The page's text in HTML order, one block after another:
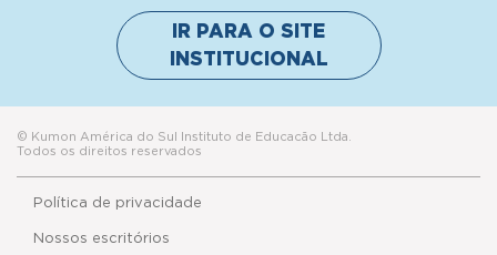
IR PARA O SITE
INSTITUCIONAL
© Kumon América do Sul Instituto de Educacão Ltda.
Todos os direitos reservados
Política de privacidade
Nossos escritórios